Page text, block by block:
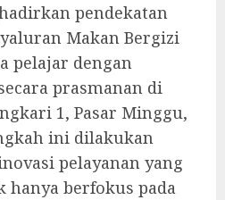
pendekatan
Makan Bergizi
pelajar dengan
prasmanan di
1, Pasar Minggu,
ini dilakukan
pelayanan yang
berfokus pada